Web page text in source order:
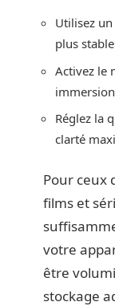
Utilisez
plus
Activez le
Réglez la
clarté
Pour ceux
films et
votre
être
stockage